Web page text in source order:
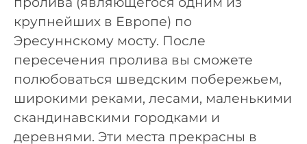
крупнейших в Европе) по
Эресуннскому мосту. После
пересечения пролива вы сможете
полюбоваться шведским побережьем,
широкими реками, лесами, маленькими
скандинавскими городками и
деревнями. Эти места прекрасны в